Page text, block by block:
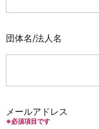
団体名/法人名
メールアドレス
※必須項目です